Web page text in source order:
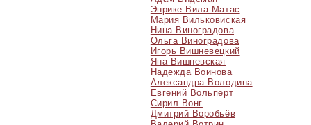
Энрике Вила-Матас
Мария Вильковиская
Нина Виноградова
Ольга Виноградова
Игорь Вишневецкий
Яна Вишневская
Надежда Воинова
Александра Володина
Евгений Вольперт
Сирил Вонг
Дмитрий Воробьёв